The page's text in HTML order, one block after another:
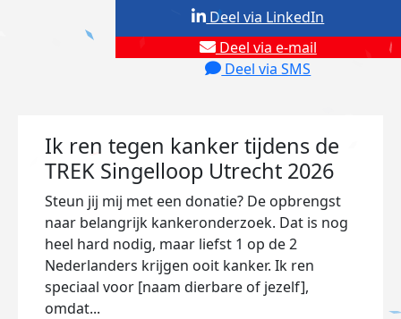
Deel via e-mail
Deel via SMS
Deel via LinkedIn
Ik ren tegen kanker tijdens de
TREK Singelloop Utrecht 2026
Steun jij mij met een donatie? De opbrengst
naar belangrijk kankeronderzoek. Dat is nog
heel hard nodig, maar liefst 1 op de 2
Nederlanders krijgen ooit kanker. Ik ren
speciaal voor [naam dierbare of jezelf],
omdat...